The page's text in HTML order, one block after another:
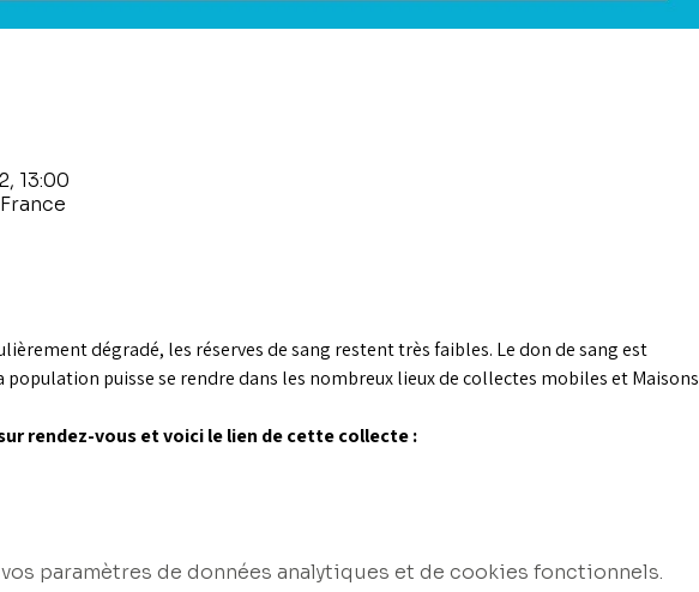
13:00
dégradé, les réserves de sang restent très faibles. Le don de sang est
puisse se rendre dans les nombreux lieux de collectes mobiles et Maisons
rendez-vous et voici le lien de cette collecte :
paramètres de données analytiques et de cookies fonctionnels.